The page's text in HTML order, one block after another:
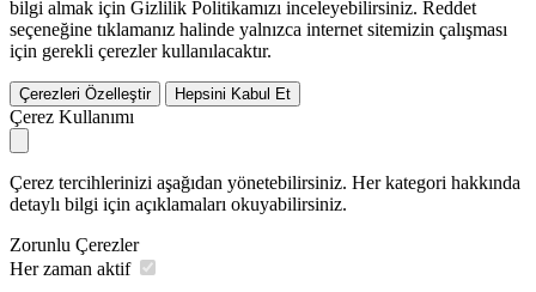
bilgi almak için Gizlilik Politikamızı inceleyebilirsiniz. Reddet
seçeneğine tıklamanız halinde yalnızca internet sitemizin çalışması
için gerekli çerezler kullanılacaktır.
Çerezleri Özelleştir Hepsini Kabul Et
Çerez Kullanımı
Çerez tercihlerinizi aşağıdan yönetebilirsiniz. Her kategori hakkında
detaylı bilgi için açıklamaları okuyabilirsiniz.
Zorunlu Çerezler
Her zaman aktif